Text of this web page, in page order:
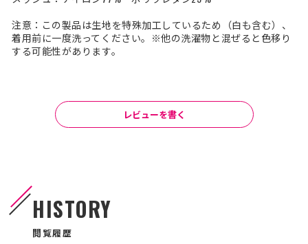
注意：この製品は生地を特殊加工しているため（白も含む）、
着用前に一度洗ってください。※他の洗濯物と混ぜると色移り
する可能性があります。
レビューを書く
HISTORY
閲覧履歴